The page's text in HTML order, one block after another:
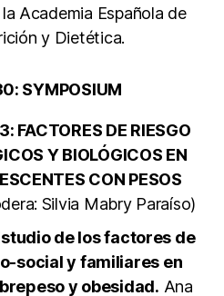
Academia Española de
y Dietética.
SYMPOSIUM
FACTORES DE RIESGO
Y BIOLÓGICOS EN
CON PESOS
Silvia Mabry Paraíso)
de los factores de
social y familiares en
y obesidad. Ana